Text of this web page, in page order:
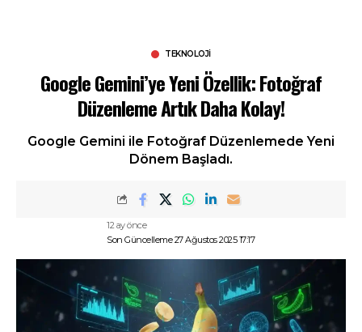
TEKNOLOJI
Google Gemini’ye Yeni Özellik: Fotoğraf
Düzenleme Artık Daha Kolay!
Google Gemini ile Fotoğraf Düzenlemede Yeni
Dönem Başladı.
Son Güncelleme 27 Ağustos 2025 17:17
12 ay önce